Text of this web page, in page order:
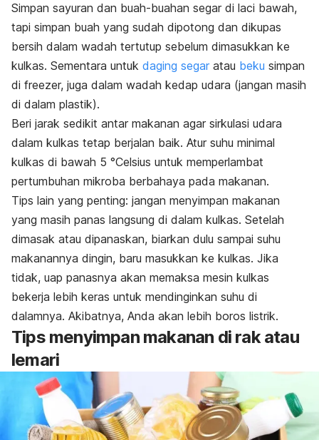
Simpan sayuran dan buah-buahan segar di laci bawah,
tapi simpan buah yang sudah dipotong dan dikupas
bersih dalam wadah tertutup sebelum dimasukkan ke
kulkas. Sementara untuk daging segar atau beku simpan
di freezer, juga dalam wadah kedap udara (jangan masih
di dalam plastik).
Beri jarak sedikit antar makanan agar sirkulasi udara
dalam kulkas tetap berjalan baik. Atur suhu minimal
kulkas di bawah 5 °Celsius untuk memperlambat
pertumbuhan mikroba berbahaya pada makanan.
Tips lain yang penting: jangan menyimpan makanan
yang masih panas langsung di dalam kulkas. Setelah
dimasak atau dipanaskan, biarkan dulu sampai suhu
makanannya dingin, baru masukkan ke kulkas. Jika
tidak, uap panasnya akan memaksa mesin kulkas
bekerja lebih keras untuk mendinginkan suhu di
dalamnya. Akibatnya, Anda akan lebih boros listrik.
Tips menyimpan makanan di rak atau
lemari